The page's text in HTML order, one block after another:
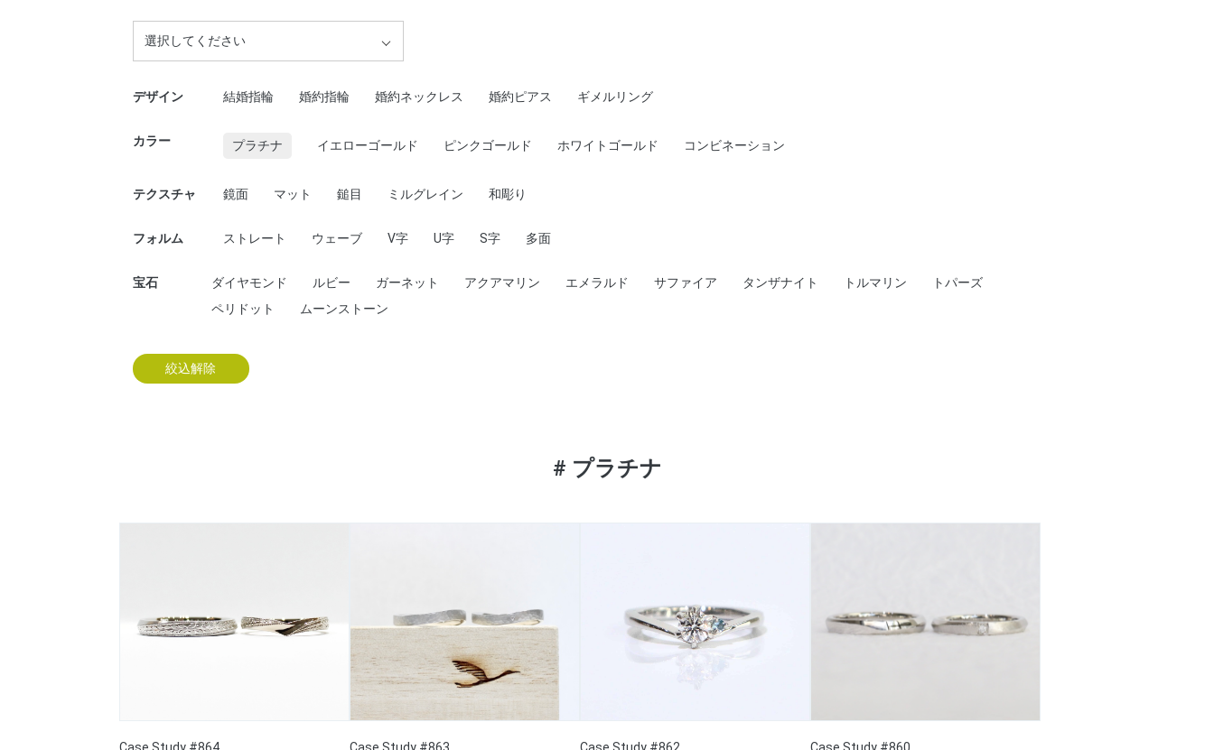
選択してください
デザイン 結婚指輪 婚約指輪 婚約ネックレス 婚約ピアス ギメルリング
カラー プラチナ イエローゴールド ピンクゴールド ホワイトゴールド コンビネーション
テクスチャ 鏡面 マット 鎚目 ミルグレイン 和彫り
フォルム ストレート ウェーブ V字 U字 S字 多面
宝石 ダイヤモンド ルビー ガーネット アクアマリン エメラルド サファイア タンザナイト トルマリン
トパーズ
ペリドット
ムーンストーン
絞込解除
# プラチナ